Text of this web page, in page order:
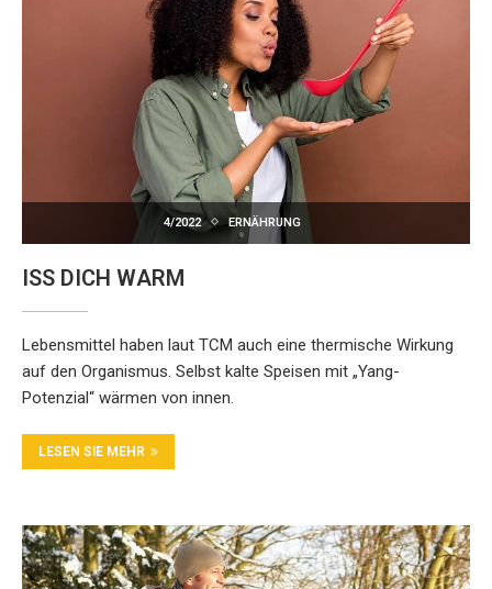
4/2022 ERNÄHRUNG
ISS DICH WARM
Lebensmittel haben laut TCM auch eine thermische Wirkung
auf den Organismus. Selbst kalte Speisen mit „Yang-
Potenzial“ wärmen von innen.
LESEN SIE MEHR